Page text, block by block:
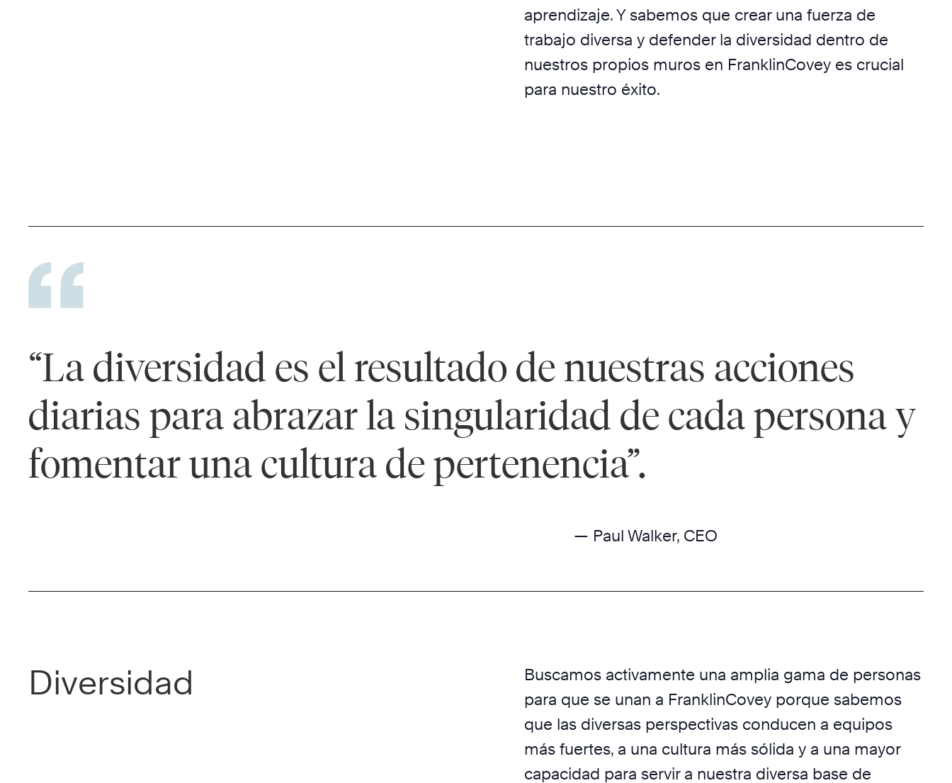
aprendizaje. Y sabemos que crear una fuerza de
trabajo diversa y defender la diversidad dentro de
nuestros propios muros en FranklinCovey es crucial
para nuestro éxito.
“La diversidad es el resultado de nuestras acciones
diarias para abrazar la singularidad de cada persona y
fomentar una cultura de pertenencia”.
— Paul Walker, CEO
Diversidad
Buscamos activamente una amplia gama de personas
para que se unan a FranklinCovey porque sabemos
que las diversas perspectivas conducen a equipos
más fuertes, a una cultura más sólida y a una mayor
capacidad para servir a nuestra diversa base de